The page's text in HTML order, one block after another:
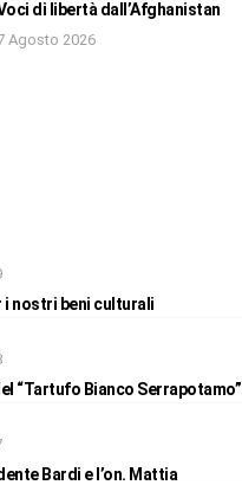
di libertà dall’Afghanistan
Agosto 2026
i nostri beni culturali
“Tartufo Bianco Serrapotamo”
Bardi e l’on. Mattia